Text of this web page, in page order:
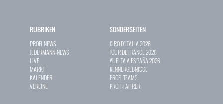
RUBRIKEN
PROFI-NEWS
JEDERMANN-NEWS
LIVE
MARKT
KALENDER
VEREINE
SONDERSEITEN
GIRO D`ITALIA 2026
TOUR DE FRANCE 2026
VUELTA A ESPAÑA 2026
RENNERGEBNISSE
PROFI-TEAMS
PROFI-FAHRER